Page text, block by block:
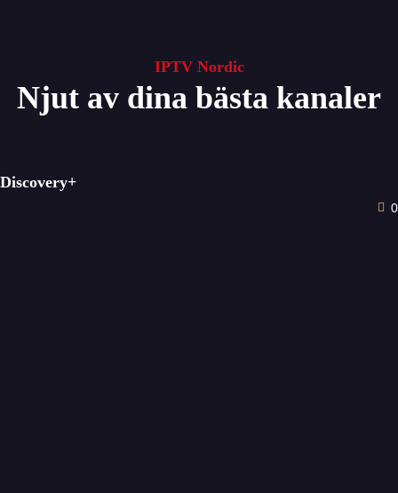
IPTV Nordic One
IPTV Sverige
IPTV Nordic
Njut av dina bästa kanaler
Discovery+
0